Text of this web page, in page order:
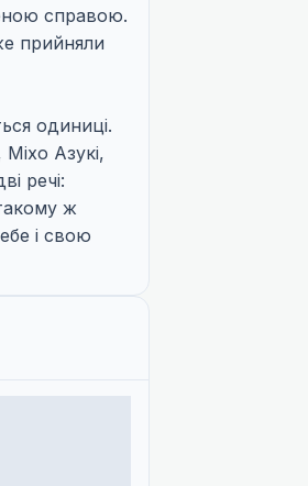
справою.
прийняли
одиниці.
Азукі,
речі:
ж
і свою